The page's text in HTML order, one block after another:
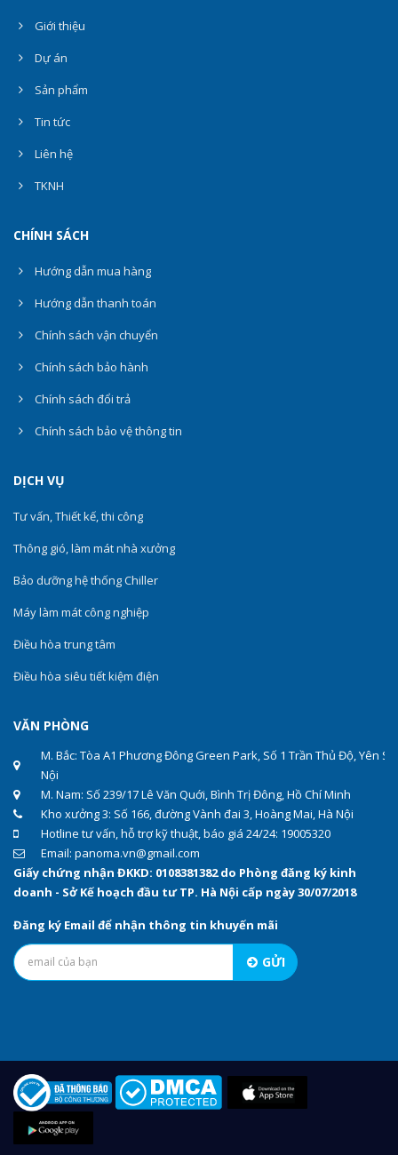
Giới thiệu
Dự án
Sản phẩm
Tin tức
Liên hệ
TKNH
CHÍNH SÁCH
Hướng dẫn mua hàng
Hướng dẫn thanh toán
Chính sách vận chuyển
Chính sách bảo hành
Chính sách đổi trả
Chính sách bảo vệ thông tin
DỊCH VỤ
Tư vấn, Thiết kế, thi công
Thông gió, làm mát nhà xưởng
Bảo dưỡng hệ thống Chiller
Máy làm mát công nghiệp
Điều hòa trung tâm
Điều hòa siêu tiết kiệm điện
VĂN PHÒNG
M. Bắc: Tòa A1 Phương Đông Green Park, Số 1 Trần Thủ Độ, Yên
Nội
M. Nam: Số 239/17 Lê Văn Quới, Bình Trị Đông, Hồ Chí Minh
Kho xưởng 3: Số 166, đường Vành đai 3, Hoàng Mai, Hà Nội
Hotline tư vấn, hỗ trợ kỹ thuật, báo giá 24/24: 19005320
Email: panoma.vn@gmail.com
Giấy chứng nhận ĐKKD: 0108381382 do Phòng đăng ký kinh
doanh - Sở Kế hoạch đầu tư TP. Hà Nội cấp ngày 30/07/2018
Đăng ký Email để nhận thông tin khuyến mãi
GỬI